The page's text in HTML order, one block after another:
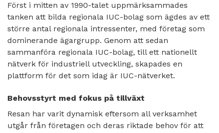
Först i mitten av 1990-talet uppmärksammades
tanken att bilda regionala IUC-bolag som ägdes av ett
större antal regionala intressenter, med företag som
dominerande ägargrupp. Genom att sedan
sammanföra regionala IUC-bolag, till ett nationellt
nätverk för industriell utveckling, skapades en
plattform för det som idag är IUC-nätverket.
Behovsstyrt med fokus på tillväxt
Resan har varit dynamisk eftersom all verksamhet
utgår från företagen och deras riktade behov för att